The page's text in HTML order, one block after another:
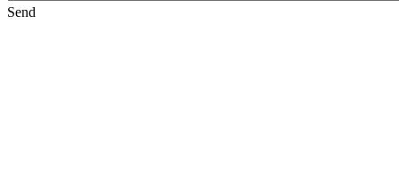
Send